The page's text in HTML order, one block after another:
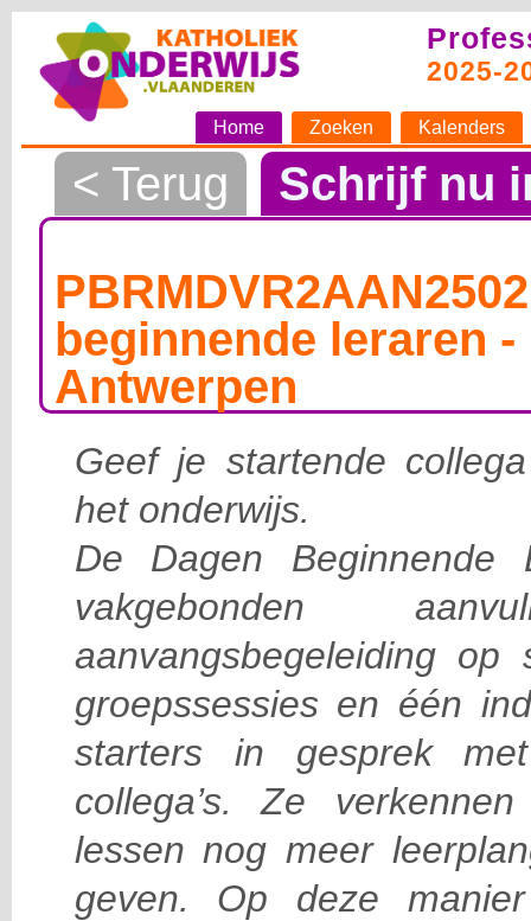
2025-
Home Zoeken Kalenders
< Terug Schrijf nu
beginnende leraren -
Antwerpen
Geef je startende
het onderwijs.
De Dagen Beginnende
vakgebonden
aanvangsbegeleiding op
groepssessies en één
starters in gesprek
collega’s. Ze
lessen nog meer
geven. Op deze